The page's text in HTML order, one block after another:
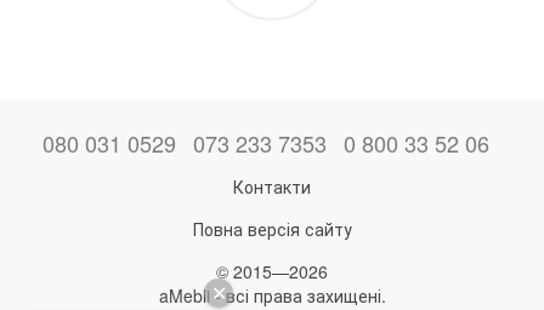
080 031 0529 073 233 7353 0 800 33 52 06
Контакти
Повна версія сайту
© 2015—2026
aMebli - всі права захищені.